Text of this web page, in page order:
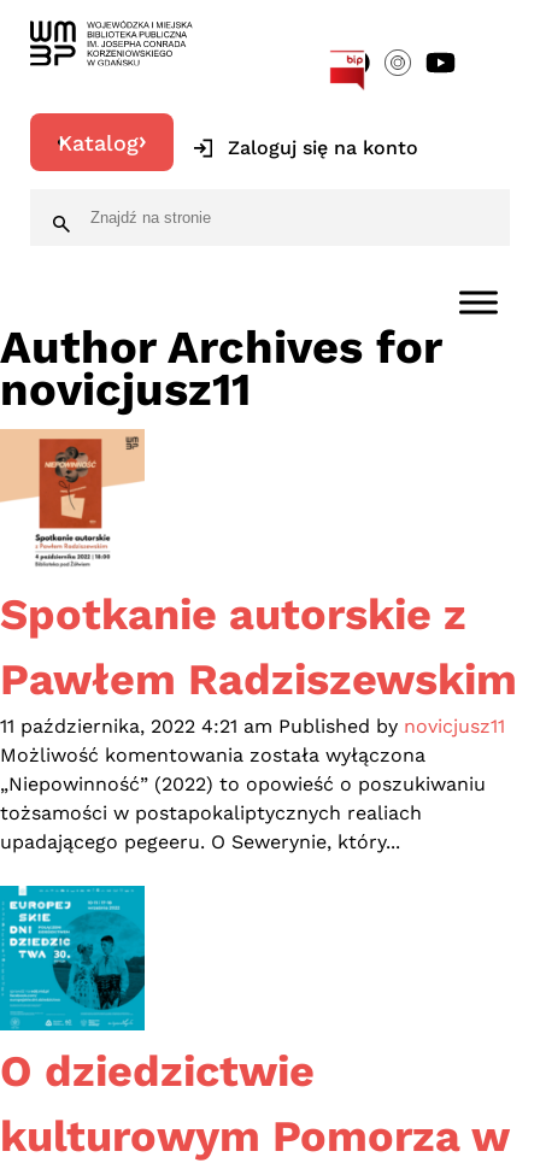
Katalog Zaloguj się na konto
Author Archives for
novicjusz11
Spotkanie autorskie z
Pawłem Radziszewskim
11 października, 2022 4:21 am Published by novicjusz11
Możliwość komentowania Spotkanie
autorskie
z
Pawłem
została wyłączona
„Niepowinność” (2022) to opowieść o poszukiwaniu
tożsamości w postapokaliptycznych realiach
upadającego pegeeru. O Sewerynie, który...
O dziedzictwie
kulturowym Pomorza w